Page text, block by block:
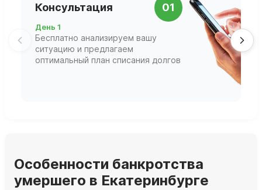
Консультация 01
День 1
Бесплатно анализируем вашу
ситуацию и предлагаем
оптимальный план списания долгов
Особенности банкротства
умершего в Екатеринбурге